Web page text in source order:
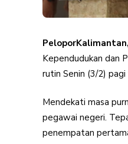
Kependudukan dan
rutin Senin (3/2)
Mendekati masa
pegawai negeri.
penempatan